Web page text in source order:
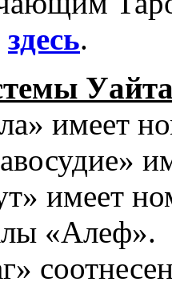
здесь.
имеет
имеет
«Алеф».